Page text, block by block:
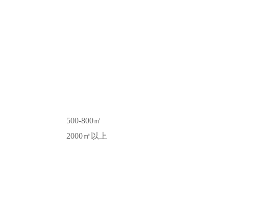
500-800㎡
2000㎡以上